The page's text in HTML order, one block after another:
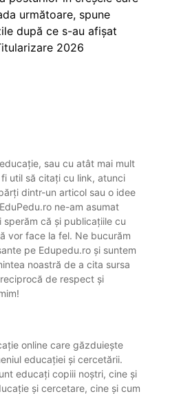
următoare, spune
după ce s-au afișat
2026
sau cu atât mai mult
util să citați cu link, atunci
dintr-un articol sau o idee
ne-am asumat
că și publicațiile cu
vor face la fel. Ne bucurăm
pe Edupedu.ro și suntem
noastră de a cita sursa
de respect și
online care găzduiește
educației și cercetării.
educați copiii noștri, cine și
și cercetare, cine și cum